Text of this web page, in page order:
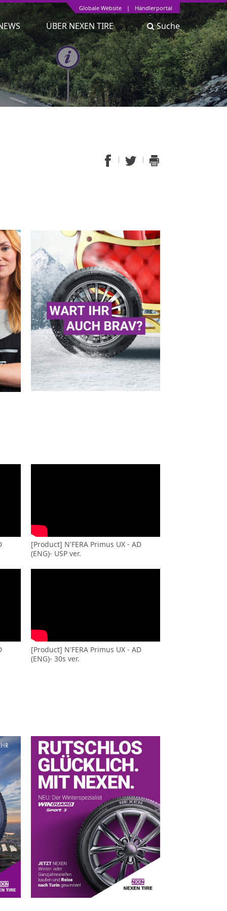
Globale Website | Händlerportal
ÜBER NEXEN TIRE Suche
[Product] N'FERA Primus UX - AD
(ENG)- USP ver.
[Product] N'FERA Primus UX - AD
(ENG)- 30s ver.